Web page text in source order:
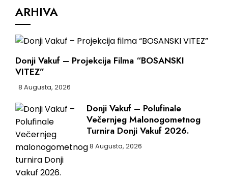
ARHIVA
Donji Vakuf – Projekcija Filma “BOSANSKI
VITEZ”
8 Augusta, 2026
Donji Vakuf – Polufinale
Večernjeg Malonogometnog
Turnira Donji Vakuf 2026.
8 Augusta, 2026